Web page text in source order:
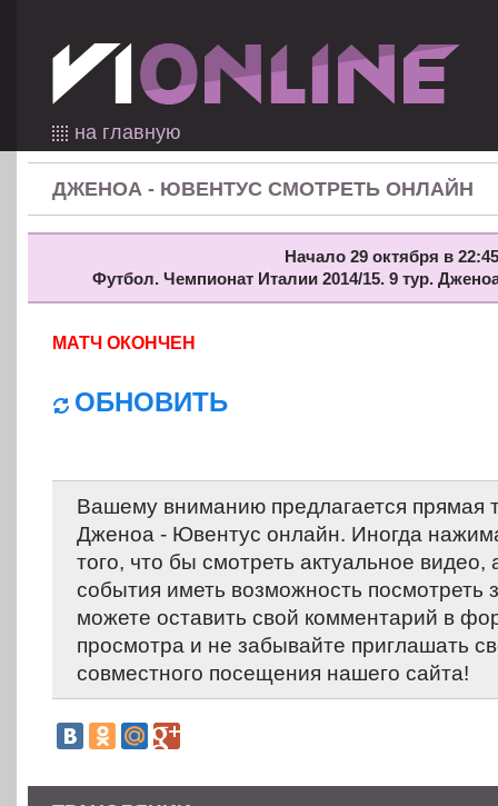
на главную
ДЖЕНОА - ЮВЕНТУС СМОТРЕТЬ ОНЛАЙН
Начало 29 октября в
Футбол. Чемпионат Италии 2014/15. 9 тур.
МАТЧ ОКОНЧЕН
ОБНОВИТЬ
Вашему вниманию предлагается прямая
Дженоа - Ювентус онлайн. Иногда
того, что бы смотреть актуальное
события иметь возможность
можете оставить свой комментарий в
просмотра и не забывайте приглашать
совместного посещения нашего сайта!